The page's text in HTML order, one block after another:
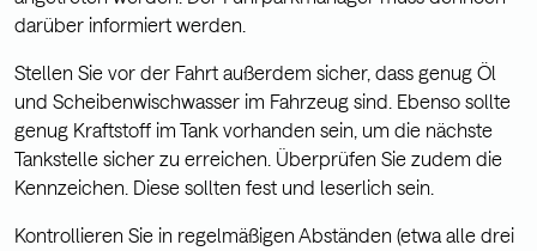
darüber informiert werden.
Stellen Sie vor der Fahrt außerdem sicher, dass genug Öl
und Scheibenwischwasser im Fahrzeug sind. Ebenso sollte
genug Kraftstoff im Tank vorhanden sein, um die nächste
Tankstelle sicher zu erreichen. Überprüfen Sie zudem die
Kennzeichen. Diese sollten fest und leserlich sein.
Kontrollieren Sie in regelmäßigen Abständen (etwa alle drei